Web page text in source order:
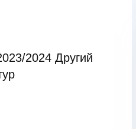
2024 Другий